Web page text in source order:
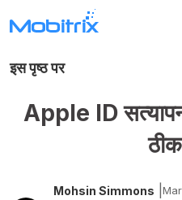
इस पृष्ठ पर
Apple ID
Mohsin Simmons